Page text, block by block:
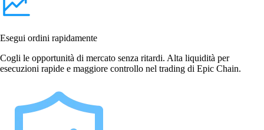
Esegui ordini rapidamente
Cogli le opportunità di mercato senza ritardi. Alta liquidità per
esecuzioni rapide e maggiore controllo nel trading di Epic Chain.